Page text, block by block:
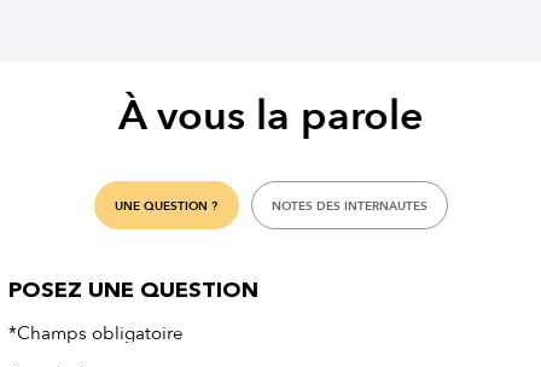
À vous la parole
UNE QUESTION ? NOTES DES INTERNAUTES
POSEZ UNE QUESTION
*Champs obligatoire